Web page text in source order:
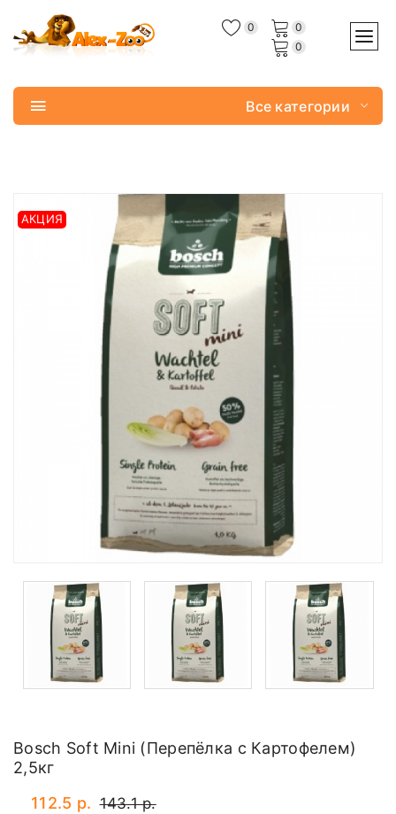
0
0
0
Все категории
АКЦИЯ
Bosch Soft Mini (Перепёлка с Картофелем)
2,5кг
112.5 р. 143.1 р.